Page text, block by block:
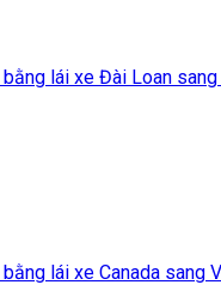
lái xe Đài Loan sang
lái xe Canada sang